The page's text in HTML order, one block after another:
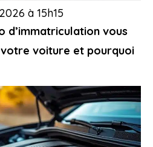
d’immatriculation vous
voiture et pourquoi
à 15h15